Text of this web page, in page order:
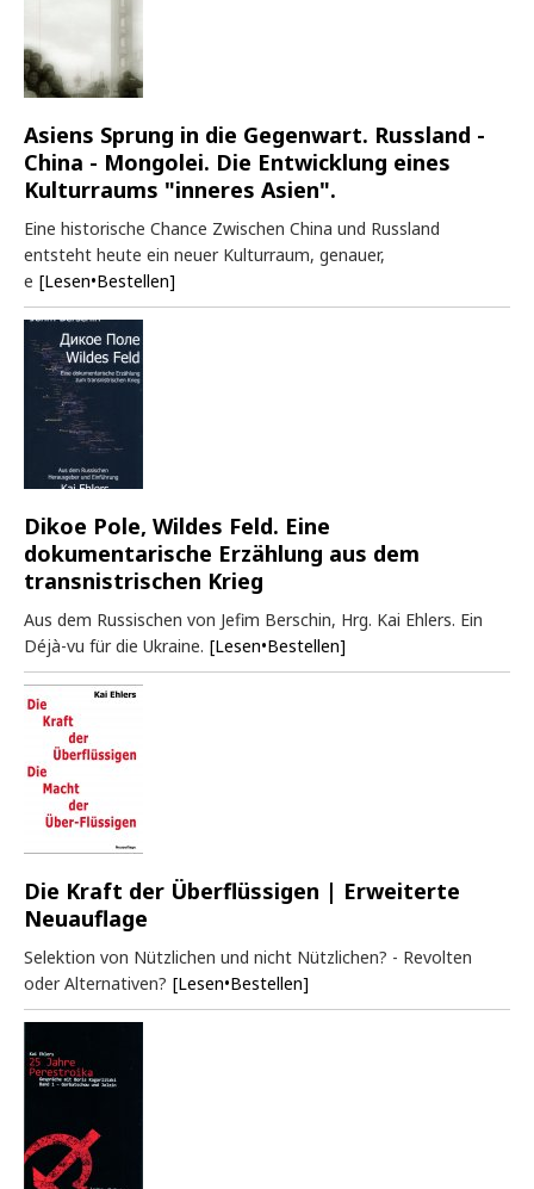
Asiens Sprung in die Gegenwart. Russland -
China - Mongolei. Die Entwicklung eines
Kulturraums "inneres Asien".
Eine historische Chance Zwischen China und Russland
entsteht heute ein neuer Kulturraum, genauer,
e [Lesen•Bestellen]
Dikoe Pole, Wildes Feld. Eine
dokumentarische Erzählung aus dem
transnistrischen Krieg
Aus dem Russischen von Jefim Berschin, Hrg. Kai Ehlers. Ein
Déjà-vu für die Ukraine. [Lesen•Bestellen]
Die Kraft der Überflüssigen | Erweiterte
Neuauflage
Selektion von Nützlichen und nicht Nützlichen? - Revolten
oder Alternativen? [Lesen•Bestellen]